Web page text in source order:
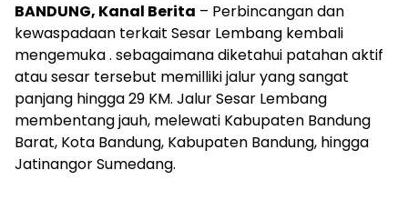
BANDUNG, Kanal Berita – Perbincangan dan
kewaspadaan terkait Sesar Lembang kembali
mengemuka . sebagaimana diketahui patahan aktif
atau sesar tersebut memilliki jalur yang sangat
panjang hingga 29 KM. Jalur Sesar Lembang
membentang jauh, melewati Kabupaten Bandung
Barat, Kota Bandung, Kabupaten Bandung, hingga
Jatinangor Sumedang.